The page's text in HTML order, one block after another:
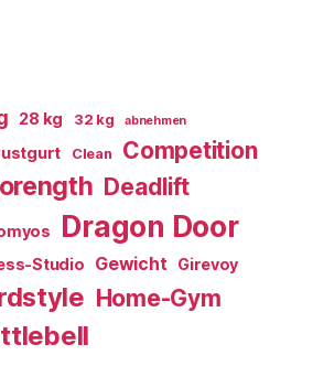
28 kg 32 kg abnehmen
Clean Competition
Deadlift
Dragon Door
Studio Gewicht Girevoy
Home-Gym